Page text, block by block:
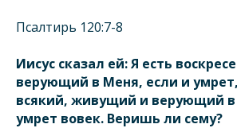
Псалтирь 120:7-8
Иисус сказал ей: Я есть
верующий в Меня, если и
всякий, живущий и верующий
умрет вовек. Веришь ли сему?